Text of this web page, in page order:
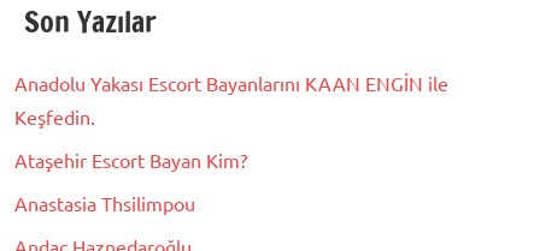
Son Yazılar
Anadolu Yakası Escort Bayanlarını KAAN ENGİN ile
Keşfedin.
Ataşehir Escort Bayan Kim?
Anastasia Thsilimpou